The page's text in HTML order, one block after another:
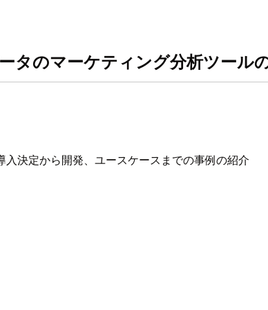
タのマーケティング分析ツール
決定から開発、ユースケースまでの事例の紹介